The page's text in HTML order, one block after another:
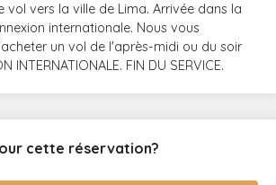
vol vers la ville de Lima. Arrivée dans la
internationale. Nous vous
un vol de l'après-midi ou du soir
INTERNATIONALE. FIN DU SERVICE.
cette réservation?